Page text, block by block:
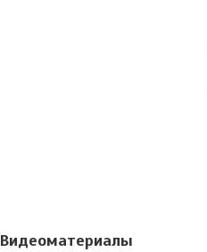
Видеоматериалы